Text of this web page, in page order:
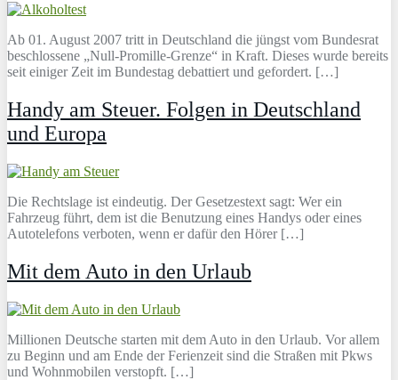
Ab 01. August 2007 tritt in Deutschland die jüngst vom Bundesrat
beschlossene „Null-Promille-Grenze“ in Kraft. Dieses wurde bereits
seit einiger Zeit im Bundestag debattiert und gefordert. […]
Handy am Steuer. Folgen in Deutschland
und Europa
Die Rechtslage ist eindeutig. Der Gesetzestext sagt: Wer ein
Fahrzeug führt, dem ist die Benutzung eines Handys oder eines
Autotelefons verboten, wenn er dafür den Hörer […]
Mit dem Auto in den Urlaub
Millionen Deutsche starten mit dem Auto in den Urlaub. Vor allem
zu Beginn und am Ende der Ferienzeit sind die Straßen mit Pkws
und Wohnmobilen verstopft. […]